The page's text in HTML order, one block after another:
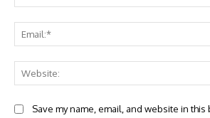
Save my name, email, and website in